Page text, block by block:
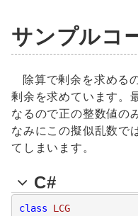
サンプルコ
除算で剰余を求める
剰余を求めています。
なるので正の整数値の
なみにこの擬似乱数で
てしまいます。
C#
class
LCG